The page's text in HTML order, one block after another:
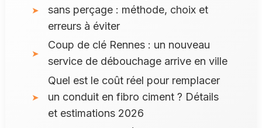
sans perçage : méthode, choix et
erreurs à éviter
Coup de clé Rennes : un nouveau
service de débouchage arrive en ville
Quel est le coût réel pour remplacer
un conduit en fibro ciment ? Détails
et estimations 2026